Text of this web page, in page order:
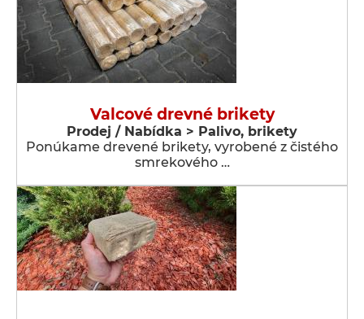
Valcové drevné brikety
Prodej / Nabídka > Palivo, brikety
Ponúkame drevené brikety, vyrobené z čistého
smrekového …